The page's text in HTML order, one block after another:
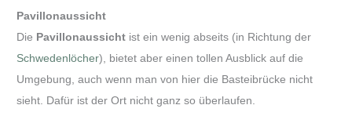
Pavillonaussicht
Die Pavillonaussicht ist ein wenig abseits (in Richtung der
Schwedenlöcher), bietet aber einen tollen Ausblick auf die
Umgebung, auch wenn man von hier die Basteibrücke nicht
sieht. Dafür ist der Ort nicht ganz so überlaufen.